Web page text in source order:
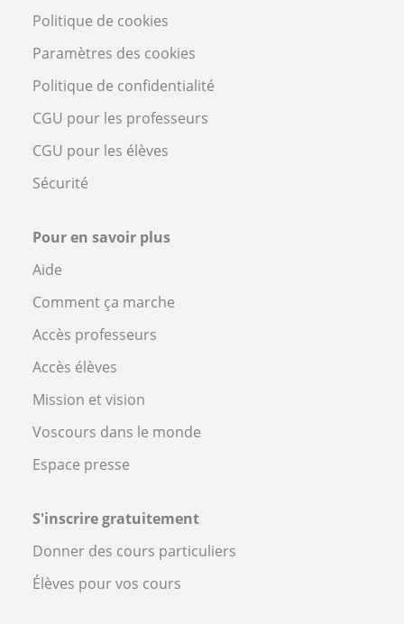
Politique de cookies
Paramètres des cookies
Politique de confidentialité
CGU pour les professeurs
CGU pour les élèves
Sécurité
Pour en savoir plus
Aide
Comment ça marche
Accès professeurs
Accès élèves
Mission et vision
Voscours dans le monde
Espace presse
S'inscrire gratuitement
Donner des cours particuliers
Élèves pour vos cours